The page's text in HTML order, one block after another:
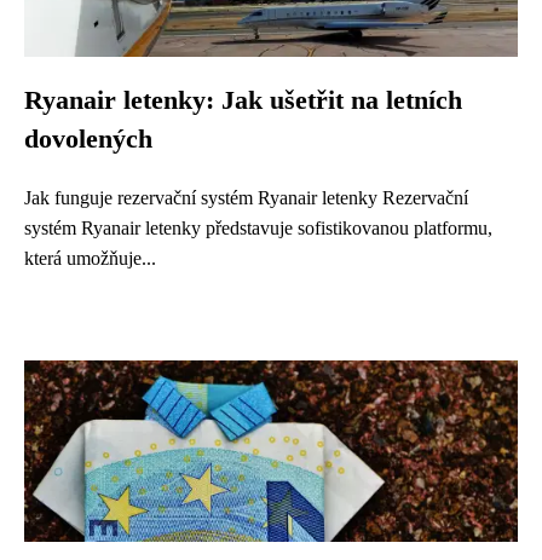
Ryanair letenky: Jak ušetřit na letních
dovolených
Jak funguje rezervační systém Ryanair letenky Rezervační
systém Ryanair letenky představuje sofistikovanou platformu,
která umožňuje...